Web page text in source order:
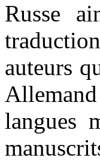
Russe
auteurs
langues